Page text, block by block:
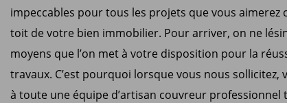
impeccables pour tous les projets que vous aimerez
toit de votre bien immobilier. Pour arriver, on ne
moyens que l’on met à votre disposition pour la
travaux. C’est pourquoi lorsque vous nous sollicitez,
à toute une équipe d’artisan couvreur professionnel